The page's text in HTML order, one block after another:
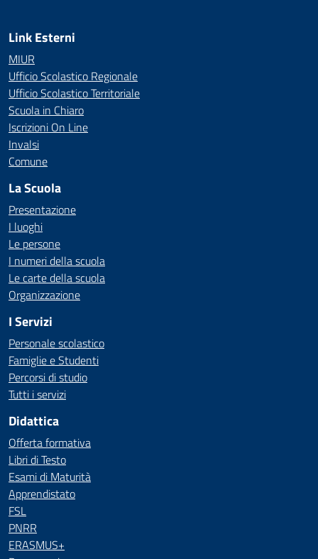
Link Esterni
MIUR
Ufficio Scolastico Regionale
Ufficio Scolastico Territoriale
Scuola in Chiaro
Iscrizioni On Line
Invalsi
Comune
La Scuola
Presentazione
I luoghi
Le persone
I numeri della scuola
Le carte della scuola
Organizzazione
I Servizi
Personale scolastico
Famiglie e Studenti
Percorsi di studio
Tutti i servizi
Didattica
Offerta formativa
Libri di Testo
Esami di Maturità
Apprendistato
FSL
PNRR
ERASMUS+